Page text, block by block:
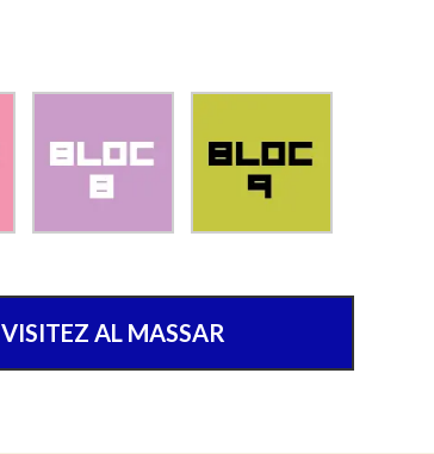
VISITEZ AL MASSAR